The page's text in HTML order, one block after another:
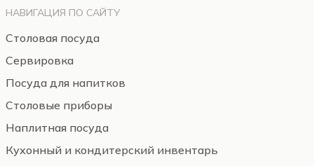
НАВИГАЦИЯ ПО САЙТУ
Столовая посуда
Сервировка
Посуда для напитков
Столовые приборы
Наплитная посуда
Кухонный и кондитерский инвентарь